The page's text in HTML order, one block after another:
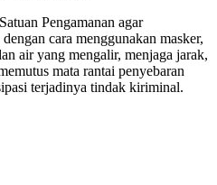
Pengamanan agar
cara menggunakan masker,
air yang mengalir, menjaga jarak,
mata rantai penyebaran
terjadinya tindak kiriminal.